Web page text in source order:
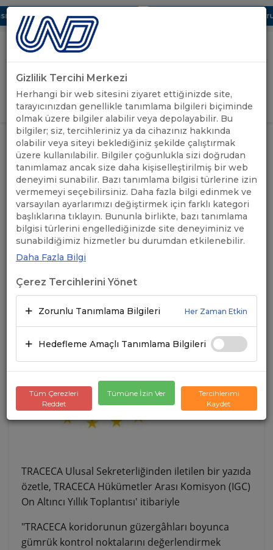
Dijital UBAK Bölümü Hakkında UND, Yunanistan Vize
Uluslararası Nakliyeciler Derneği
GİRİŞ YAP
ANASAYFA /
ÖNEMLİ
DUYURULAR
/ TRACECA GÜMRÜK KONTROL
NOKTALARI ANKETİ HAKKINDA
TRACECA GÜMRÜK
KONTROL NOKTALARI
ANKETİ HAKKINDA
12.06.2025
TRACECA Ulusal Sekreterliğinden iletilen bir yazıda
özetle, TRACECA Hükümetler Arası Komisyon (IGC)
On Altıncı Yıllık Toplantısı' itibariyle
"TRACECA koridorunun güzergâhları boyunca
gümrük kontrol noktalarını değerlendirmek
Gizlilik Tercihi Merkezi
Herhangi bir web sitesini ziyaret ettiğinizde site,
tarayıcınızdan genellikle tanımlama bilgileri biçiminde
olmak üzere bilgiler alabilir veya depolayabilir. Bu
bilgiler; siz, tercihleriniz ya da cihazınız hakkında
olabilir veya siteyi beklediğiniz şekilde çalıştırmak
üzere kullanılabilir. Bilgiler çoğunlukla sizi doğrudan
tanımlamaz ancak size daha kişiselleştirilmiş bir web
deneyimi sunabilir. Bazı tanımlama bilgisi türlerine izin
vermemeyi seçebilirsiniz. Daha fazla bilgi edinmek ve
varsayılan ayarlarımızı değiştirmek için farklı kategori
başlıklarına tıklayın. Bununla birlikte, bazı tanımlama
bilgisi türlerini engellediğinizde site deneyiminiz ve
sunabildiğimiz hizmetler bu durumdan etkilenebilir.
Daha Fazla Bilgi
Çerez Tercihlerini Yönet
Zorunlu Tanımlama Bilgileri Her Zaman Etkin
Hedefleme Amaçlı Tanımlama Bilgileri
Tüm Çerezleri
Reddet
Tümüne İzin Ver
Tercihlerimi
Kaydet